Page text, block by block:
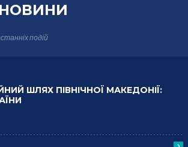
подій
ШЛЯХ ПІВНІЧНОЇ МАКЕДОНІЇ: